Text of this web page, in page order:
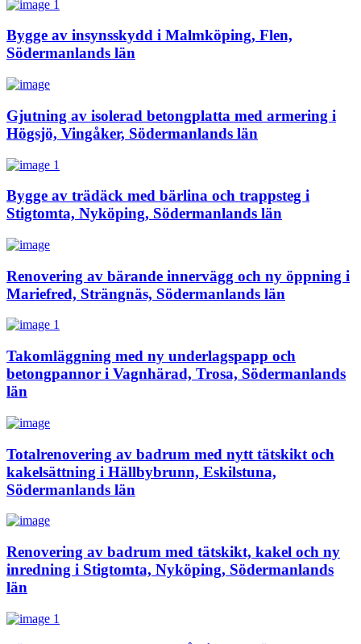
Bygge av insynsskydd i Malmköping, Flen,
Södermanlands län
Gjutning av isolerad betongplatta med armering i
Högsjö, Vingåker, Södermanlands län
Bygge av trädäck med bärlina och trappsteg i
Stigtomta, Nyköping, Södermanlands län
Renovering av bärande innervägg och ny öppning i
Mariefred, Strängnäs, Södermanlands län
Takomläggning med ny underlagspapp och
betongpannor i Vagnhärad, Trosa, Södermanlands
län
Totalrenovering av badrum med nytt tätskikt och
kakelsättning i Hällbybrunn, Eskilstuna,
Södermanlands län
Renovering av badrum med tätskikt, kakel och ny
inredning i Stigtomta, Nyköping, Södermanlands
län